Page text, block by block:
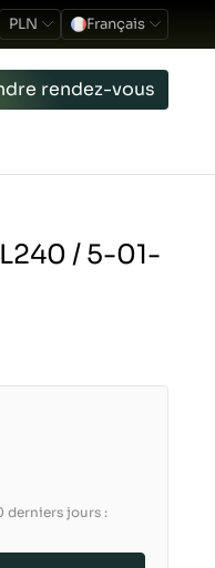
PLN Français
rendez-vous
/ 5-01-
derniers jours :